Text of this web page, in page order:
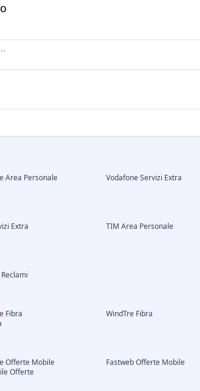
Area Personale
Vodafone Servizi Extra
Extra
TIM Area Personale
Fibra
WindTre Fibra
Offerte Mobile
Fastweb Offerte Mobile
Offerte